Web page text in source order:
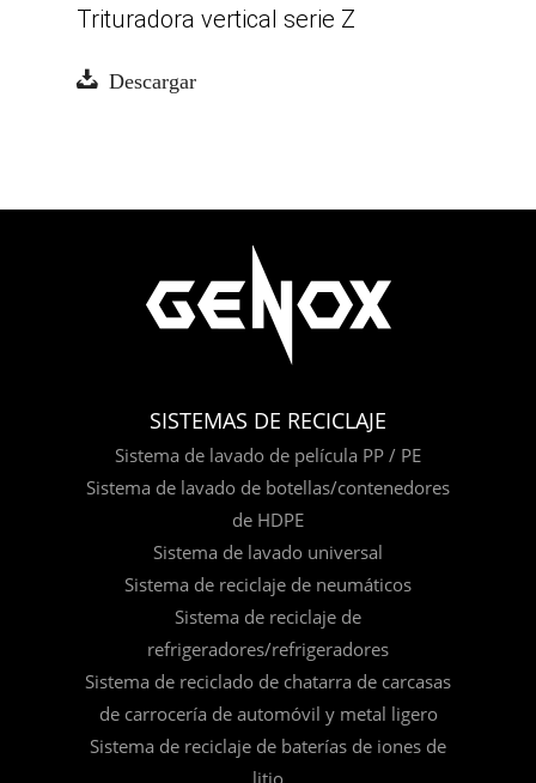
Trituradora vertical serie Z
Descargar
SISTEMAS DE RECICLAJE
Sistema de lavado de película PP / PE
Sistema de lavado de botellas/contenedores
de HDPE
Sistema de lavado universal
Sistema de reciclaje de neumáticos
Sistema de reciclaje de
refrigeradores/refrigeradores
Sistema de reciclado de chatarra de carcasas
de carrocería de automóvil y metal ligero
Sistema de reciclaje de baterías de iones de
litio